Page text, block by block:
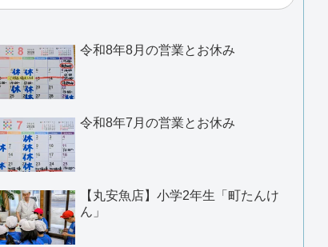
令和8年8月の営業とお休み
令和8年7月の営業とお休み
【丸安魚店】小学2年生「町たんけ
ん」